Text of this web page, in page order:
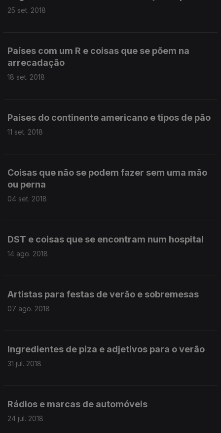
25 set. 2018
Países com um R e coisas que se põem na
arrecadação
18 set. 2018
Países do continente americano e tipos de pão
11 set. 2018
Coisas que não se podem fazer sem uma mão
ou perna
04 set. 2018
DST e coisas que se encontram num hospital
14 ago. 2018
Artistas para festas de verão e sobremesas
07 ago. 2018
Ingredientes de piza e adjetivos para o verão
31 jul. 2018
Rádios e marcas de automóveis
24 jul. 2018